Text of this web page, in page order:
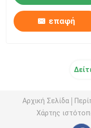
επαφή
Αρχική Σελίδα
Χάρτης